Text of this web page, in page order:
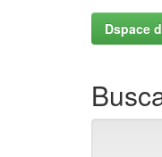
Dspace